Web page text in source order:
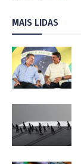
MAIS LIDAS